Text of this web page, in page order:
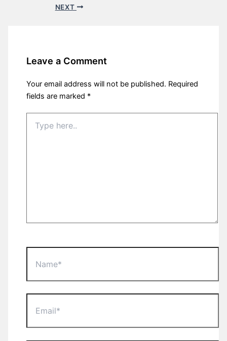
NEXT
Leave a Comment
Your email address will not be published. Required
fields are marked *
here..